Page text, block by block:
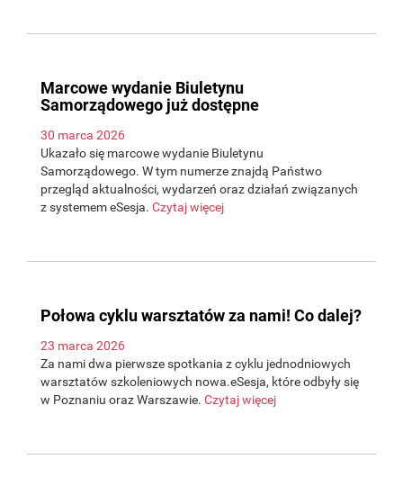
Marcowe wydanie Biuletynu
Samorządowego już dostępne
30 marca 2026
Ukazało się marcowe wydanie Biuletynu
Samorządowego. W tym numerze znajdą Państwo
przegląd aktualności, wydarzeń oraz działań związanych
z systemem eSesja. Czytaj więcej
Połowa cyklu warsztatów za nami! Co dalej?
23 marca 2026
Za nami dwa pierwsze spotkania z cyklu jednodniowych
warsztatów szkoleniowych nowa.eSesja, które odbyły się
w Poznaniu oraz Warszawie. Czytaj więcej